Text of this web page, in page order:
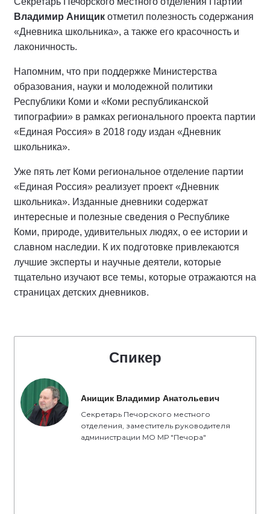
Владимир Анищик отметил полезность содержания
«Дневника школьника», а также его красочность и
лаконичность.
Напомним, что при поддержке Министерства
образования, науки и молодежной политики
Республики Коми и «Коми республиканской
типографии» в рамках регионального проекта партии
«Единая Россия» в 2018 году издан «Дневник
школьника».
Уже пять лет Коми региональное отделение партии
«Единая Россия» реализует проект «Дневник
школьника». Изданные дневники содержат
интересные и полезные сведения о Республике
Коми, природе, удивительных людях, о ее истории и
славном наследии. К их подготовке привлекаются
лучшие эксперты и научные деятели, которые
тщательно изучают все темы, которые отражаются на
страницах детских дневников.
Спикер
Анищик Владимир Анатольевич
Секретарь Печорского местного
отделения, заместитель руководителя
администрации МО МР "Печора"